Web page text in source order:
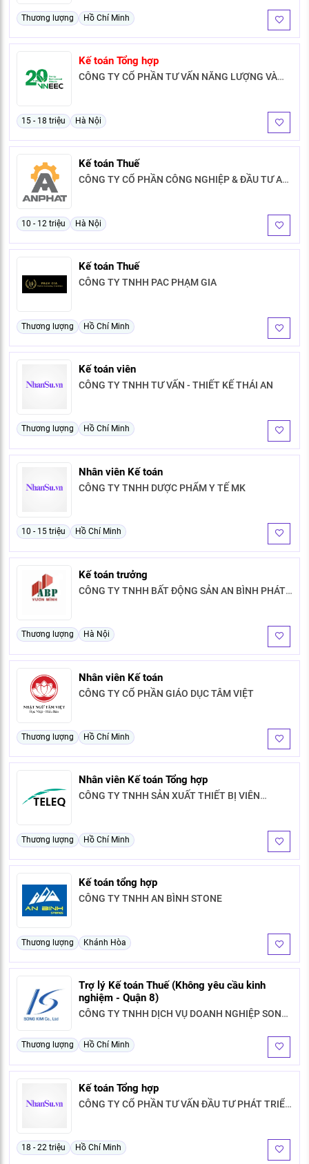
Thương lượng Hồ Chí Minh
Kế toán Tổng hợp
CÔNG TY CỔ PHẦN TƯ VẤN NĂNG LƯỢNG VÀ
15 - 18 triệu Hà Nội
Kế toán Thuế
CÔNG TY CỔ PHẦN CÔNG NGHIỆP & ĐẦU TƯ AN
10 - 12 triệu Hà Nội
Kế toán Thuế
CÔNG TY TNHH PAC PHẠM GIA
Thương lượng Hồ Chí Minh
Kế toán viên
CÔNG TY TNHH TƯ VẤN - THIẾT KẾ THÁI AN
Thương lượng Hồ Chí Minh
Nhân viên Kế toán
CÔNG TY TNHH DƯỢC PHẨM Y TẾ MK
10 - 15 triệu Hồ Chí Minh
Kế toán trưởng
CÔNG TY TNHH BẤT ĐỘNG SẢN AN BÌNH PHÁT
Thương lượng Hà Nội
Nhân viên Kế toán
CÔNG TY CỔ PHẦN GIÁO DỤC TÂM VIỆT
Thương lượng Hồ Chí Minh
Nhân viên Kế toán Tổng hợp
CÔNG TY TNHH SẢN XUẤT THIẾT BỊ VIỄN
Thương lượng Hồ Chí Minh
Kế toán tổng hợp
CÔNG TY TNHH AN BÌNH STONE
Thương lượng Khánh Hòa
Trợ lý Kế toán Thuế (Không yêu cầu kinh
nghiệm - Quận 8)
CÔNG TY TNHH DỊCH VỤ DOANH NGHIỆP SONG
Thương lượng Hồ Chí Minh
Kế toán Tổng hợp
CÔNG TY CỔ PHẦN TƯ VẤN ĐẦU TƯ PHÁT TRIỂN
18 - 22 triệu Hồ Chí Minh